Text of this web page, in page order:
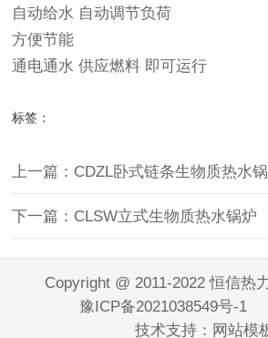
自动给水 自动调节负荷
方便节能
通电通水 供应燃料 即可运行
标签：
上一篇：CDZL卧式链条生物质热水
下一篇：CLSW立式生物质热水锅炉
Copyright @ 2011-2022 恒信热
豫ICP备2021038549号-1
技术支持： 网站模